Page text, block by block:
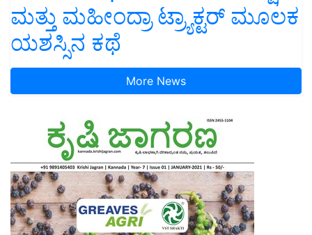
ಮತ್ತು ಮಹೀಂದ್ರಾ ಟ್ರ್ಯಾಕ್ಟರ್ ಮೂಲಕ
ಯಶಸ್ಸಿನ ಕಥೆ
More News